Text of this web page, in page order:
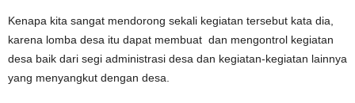
Kenapa kita sangat mendorong sekali kegiatan tersebut kata dia,
karena lomba desa itu dapat membuat dan mengontrol kegiatan
desa baik dari segi administrasi desa dan kegiatan-kegiatan lainnya
yang menyangkut dengan desa.